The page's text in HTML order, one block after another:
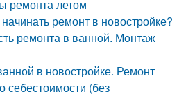
ремонта летом
ремонт в новостройке?
ремонта в ванной. Монтаж
в новостройке. Ремонт
себестоимости (без